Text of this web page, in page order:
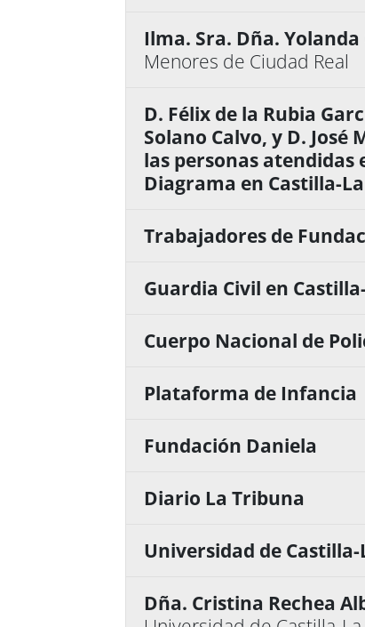
Ilma. Sra. Dña.
Menores de Ciudad Real
D. Félix de la Rubia
Solano Calvo, y D.
las personas atendidas
Diagrama en Castilla-
Trabajadores de
Guardia Civil en
Cuerpo Nacional de
Plataforma de Infancia
Fundación Daniela
Diario La Tribuna
Universidad de
Dña. Cristina Rechea